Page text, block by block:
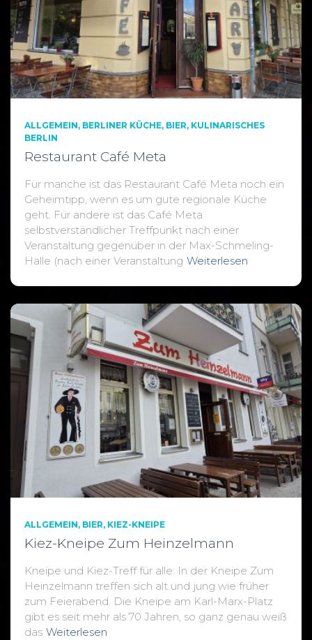
ALLGEMEIN BERLINER KÜCHE BIER KULINARISCHES
BERLIN
Restaurant Café Meta
Für manche ist das Restaurant Café Meta noch ein
Geheimtipp, wenn es um gute regionale Küche
geht. Für andere ist das Café Meta
selbstverständlicher Treffpunkt nach einer
Veranstaltung gegenüber in der Max-Schmeling-
Halle (nach einer Veranstaltung Weiterlesen
ALLGEMEIN BIER KIEZ-KNEIPE
Kiez-Kneipe Zum Heinzelmann
Kneipe und Kiez-Treff für alle: In der Kneipe Zum
Heinzelmann treffen sich alt und jung wie früher
zum Feierabend. Die Kneipe am Karl-Marx-Platz
gibt es seit mehr als 70 Jahren, so ganz genau weiß
das Weiterlesen